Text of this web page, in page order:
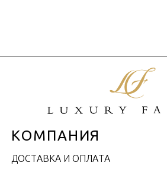
КОМПАНИЯ
ДОСТАВКА И ОПЛАТА